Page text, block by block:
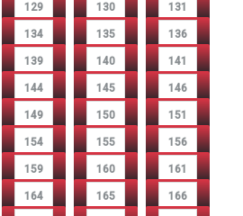
129 130 131
134 135 136
139 140 141
144 145 146
149 150 151
154 155 156
159 160 161
164 165 166